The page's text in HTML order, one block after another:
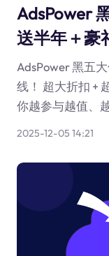
AdsPower
送半年＋豪
AdsPower 黑五
线！ 超大折扣 +
你越参与越值、
2025-12-05 14:21